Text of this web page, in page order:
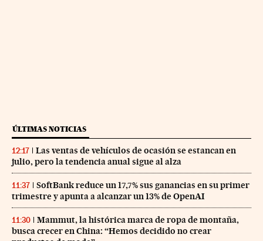
ÚLTIMAS NOTICIAS
12:17
Las ventas de vehículos de ocasión se estancan en
julio, pero la tendencia anual sigue al alza
11:37
SoftBank reduce un 17,7% sus ganancias en su primer
trimestre y apunta a alcanzar un 13% de OpenAI
11:30
Mammut, la histórica marca de ropa de montaña,
busca crecer en China: “Hemos decidido no crear